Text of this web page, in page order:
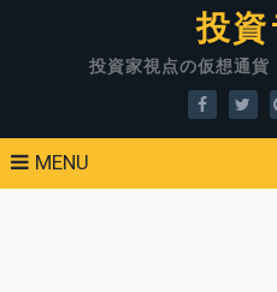
投資
投資家視点の仮想通貨
MENU